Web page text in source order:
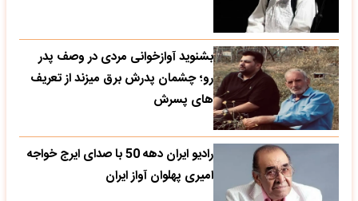
بشنوید آوازخوانی مردی در وصف پدر
رو؛ چشمان پدرش برق میزند از تعریف
های پسرش
رادیو ایران دهه 50 با صدای ایرج خواجه
امیری پهلوان آواز ایران